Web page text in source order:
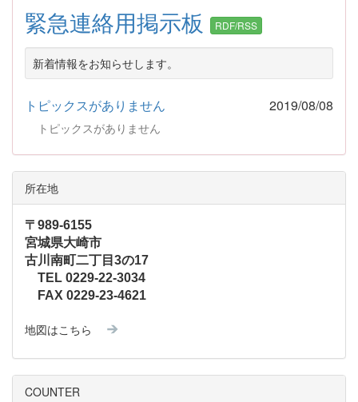
緊急連絡用掲示板 RDF/RSS
新着情報をお知らせします。
トピックスがありません 2019/08/08
トピックスがありません
所在地
〒989-6155
宮城県大崎市
古川南町二丁目3の17
TEL 0229-22-3034
FAX 0229-23-4621
地図はこちら
COUNTER